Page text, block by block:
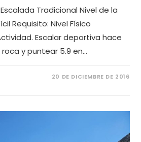
Tradicional Nivel de la
Requisito: Nivel Físico
Escalar deportiva hace
y puntear 5.9 en…
20 DE DICIEMBRE DE 2016